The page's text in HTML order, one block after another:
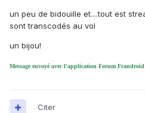
un peu de bidouille et....tout est
sont transcodés au vol
un bijou!
Message envoyé avec l'application Forum Frandroid
Citer